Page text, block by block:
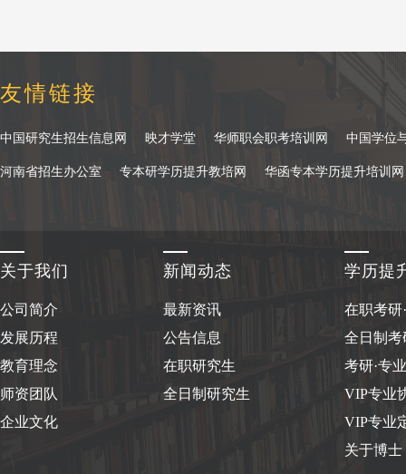
友情链接
中国研究生招生信息网 映才学堂 华师职会职考培训网 中国学位
河南省招生办公室 专本研学历提升教培网 华函专本学历提升培训网
关于我们
公司简介
发展历程
教育理念
师资团队
企业文化
新闻动态
最新资讯
公告信息
在职研究生
全日制研究生
学历提
在职考研
全日制考
考研·专
VIP专业
VIP专业
关于博士